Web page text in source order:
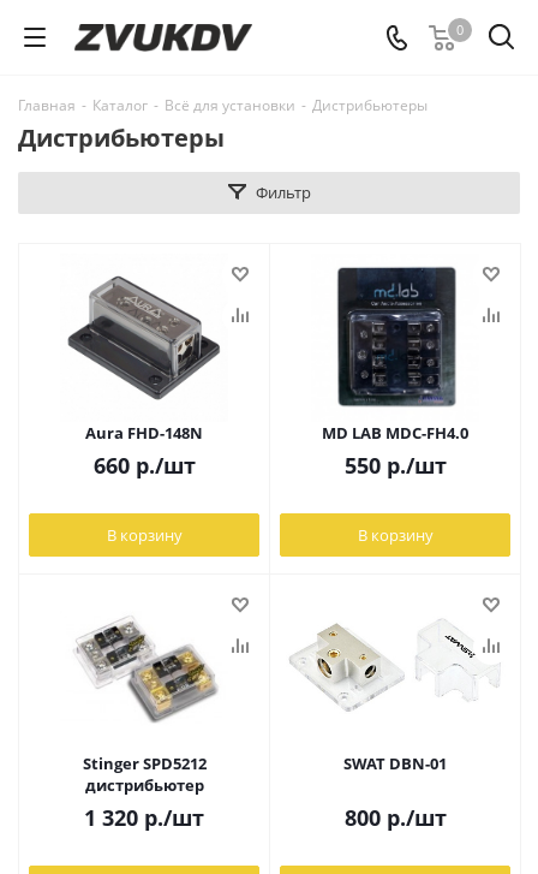
0
Главная - Каталог - Всё для установки - Дистрибьютеры
Дистрибьютеры
Фильтр
Aura FHD-148N
660р./шт
В корзину
MD LAB MDC-FH4.0
550р./шт
В корзину
Stinger SPD5212
дистрибьютер
1 320 р./шт
SWAT DBN-01
800р./шт